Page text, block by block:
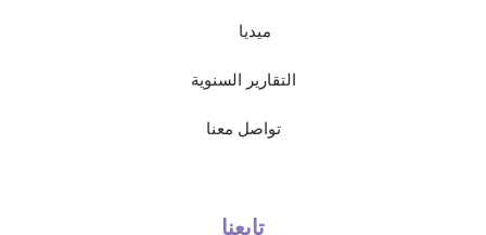
ميديا
التقارير السنوية
تواصل معنا
تابعنا